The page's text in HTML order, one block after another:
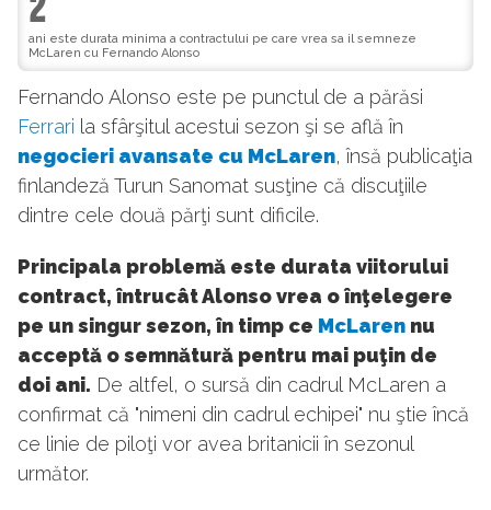
ani este durata minima a contractului pe care vrea sa il semneze
McLaren cu Fernando Alonso
Fernando Alonso este pe punctul de a părăsi
Ferrari la sfârşitul acestui sezon şi se află în
negocieri avansate cu McLaren, însă publicaţia
finlandeză Turun Sanomat susţine că discuţiile
dintre cele două părţi sunt dificile.
Principala problemă este durata viitorului
contract, întrucât Alonso vrea o înţelegere
pe un singur sezon, în timp ce McLaren nu
acceptă o semnătură pentru mai puţin de
doi ani. De altfel, o sursă din cadrul McLaren a
confirmat că "nimeni din cadrul echipei" nu ştie încă
ce linie de piloţi vor avea britanicii în sezonul
următor.